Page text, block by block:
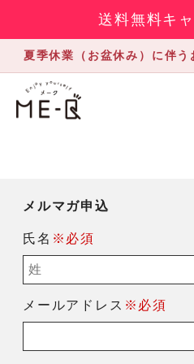
送料無料キ
夏季休業（お盆休み）に伴
メルマガ申込
氏名 ※必須
メールアドレス ※必須